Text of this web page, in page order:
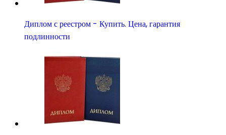
Диплом с реестром - Купить. Цена, гарантия
подлинности